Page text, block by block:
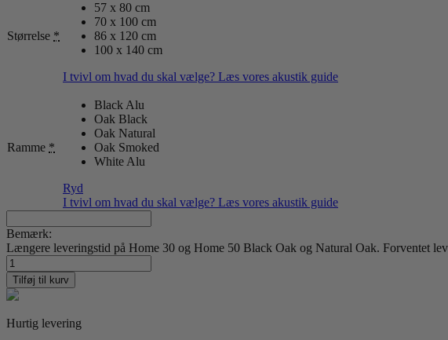
Størrelse *
57 x 80 cm
70 x 100 cm
86 x 120 cm
100 x 140 cm
I tvivl om hvad du skal vælge? Læs vores akustik guide
Ramme *
Black Alu
Oak Black
Oak Natural
Oak Smoked
White Alu
Ryd
I tvivl om hvad du skal vælge? Læs vores akustik guide
Bemærk:
Længere leveringstid på Home 30 og Home 50 Black Oak og Natural Oak. Forventet
Nord
Projects
31
-
Vilhelm
antal
Tilføj til kurv
Hurtig levering